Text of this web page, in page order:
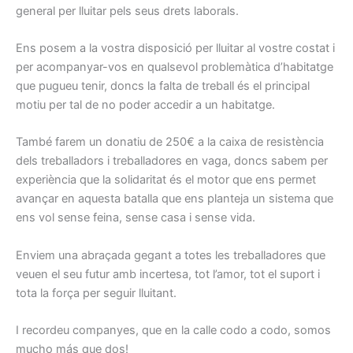
general per lluitar pels seus drets laborals.
Ens posem a la vostra disposició per lluitar al vostre costat i
per acompanyar-vos en qualsevol problemàtica d’habitatge
que pugueu tenir, doncs la falta de treball és el principal
motiu per tal de no poder accedir a un habitatge.
També farem un donatiu de 250€ a la caixa de resistència
dels treballadors i treballadores en vaga, doncs sabem per
experiència que la solidaritat és el motor que ens permet
avançar en aquesta batalla que ens planteja un sistema que
ens vol sense feina, sense casa i sense vida.
Enviem una abraçada gegant a totes les treballadores que
veuen el seu futur amb incertesa, tot l’amor, tot el suport i
tota la força per seguir lluitant.
I recordeu companyes, que en la calle codo a codo, somos
mucho más que dos!